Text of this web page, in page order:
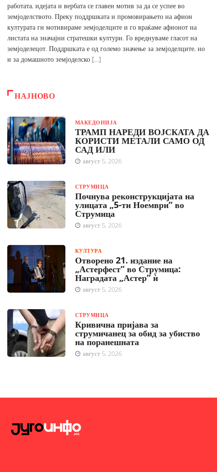
работата, идејата и вербата се главен мотив за да се успее во
земјоделството. Преку поддршката и промовирањето на афион
културата ги мотивираме земјоделците и го враќаме афионот на
листата на значајни стратешки култури. Го вреднуваме гласот на
земјоделецот. Поддршката е од големо значење за земјоделците, но
и за домашното земјоделско […]
НАЈНОВО
МАКЕДОНИЈА
ТРАМП НАРЕДИ ВОЈСКАТА ДА
КОРИСТИ МЕТАЛИ САМО ОД
САД ИЛИ
август 5, 2026
СТРУМИЦА
Почнува реконструкцијата на
улицата „5-ти Ноември“ во
Струмица
август 5, 2026
КУЛТУРА
Отворено 21. издание на
„Астерфест“ во Струмица:
Наградата „Астер“ ѝ
август 5, 2026
СТРУМИЦА
Кривична пријава за
струмичанец за обид за убиство
на поранешната
август 5, 2026